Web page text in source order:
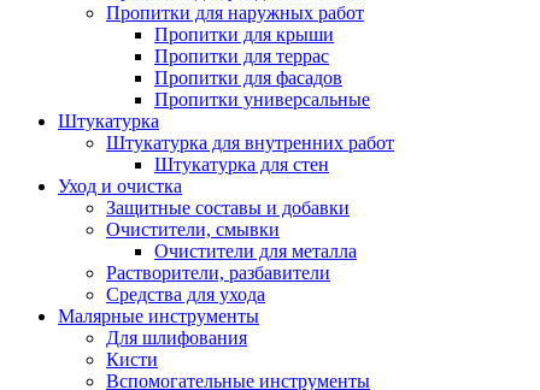
Пропитки для наружных работ
Пропитки для крыши
Пропитки для террас
Пропитки для фасадов
Пропитки универсальные
Штукатурка
Штукатурка для внутренних работ
Штукатурка для стен
Уход и очистка
Защитные составы и добавки
Очистители, смывки
Очистители для металла
Растворители, разбавители
Средства для ухода
Малярные инструменты
Для шлифования
Кисти
Вспомогательные инструменты